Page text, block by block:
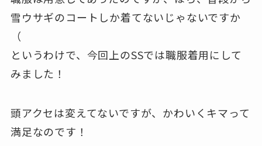
雪ウサギのコートしか着てないじゃないですか
（
というわけで、今回上のSSでは職服着用にして
みました！
頭アクセは変えてないですが、かわいくキマって
満足なのです！